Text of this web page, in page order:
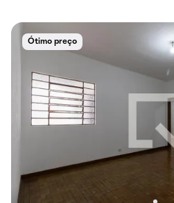
Ótimo preço